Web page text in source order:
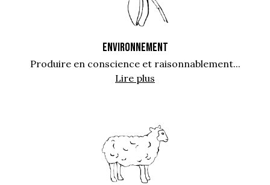
ENVIRONNEMENT
Produire en conscience et raisonnablement...
Lire plus